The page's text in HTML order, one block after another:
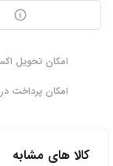
امکان تحویل
امکان پرداخت
کالا های مشابه